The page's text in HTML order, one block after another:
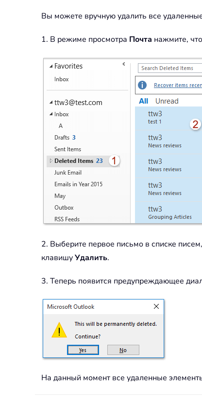
Вы можете вручную удалить все
1. В режиме просмотра Почта нажмите,
2. Выберите первое письмо в списке
клавишуУдалить.
3. Теперь появится предупреждающее
На данный момент все удаленные